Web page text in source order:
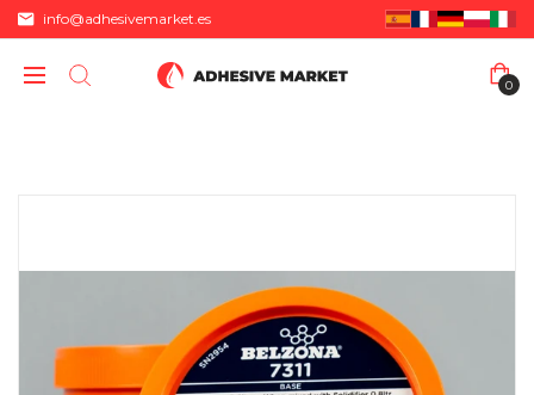
info@adhesivemarket.es
0